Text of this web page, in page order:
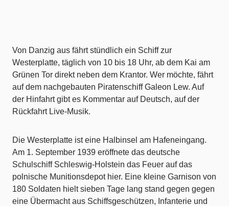
Von Danzig aus fährt stündlich ein Schiff zur
Westerplatte, täglich von 10 bis 18 Uhr, ab dem Kai am
Grünen Tor direkt neben dem Krantor. Wer möchte, fährt
auf dem nachgebauten Piratenschiff Galeon Lew. Auf
der Hinfahrt gibt es Kommentar auf Deutsch, auf der
Rückfahrt Live-Musik.
Die Westerplatte ist eine Halbinsel am Hafeneingang.
Am 1. September 1939 eröffnete das deutsche
Schulschiff Schleswig-Holstein das Feuer auf das
polnische Munitionsdepot hier. Eine kleine Garnison von
180 Soldaten hielt sieben Tage lang stand gegen gegen
eine Übermacht aus Schiffsgeschützen, Infanterie und